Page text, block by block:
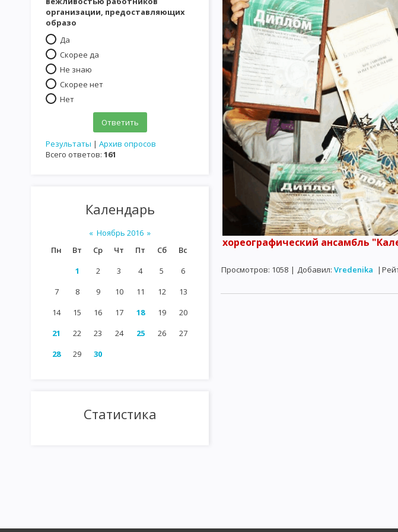
организации, предоставляющих
образо
Да
Скорее да
Не знаю
Скорее нет
Нет
Результаты | Архив опросов
Всего ответов: 161
Календарь
« Ноябрь 2016 »
Пн
Вт Ср Чт Пт Сб
Вс
1
2 3 4 5
6
7
8 9 10 11 12
13
14
15 16 17 18 19
20
21
22 23 24 25 26
27
28
29 30
Статистика
хореографический ансамбль
Просмотров: 1058 | Добавил: Vredenika |